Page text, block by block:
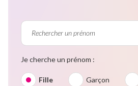
Je cherche un prénom :
Fille Garçon